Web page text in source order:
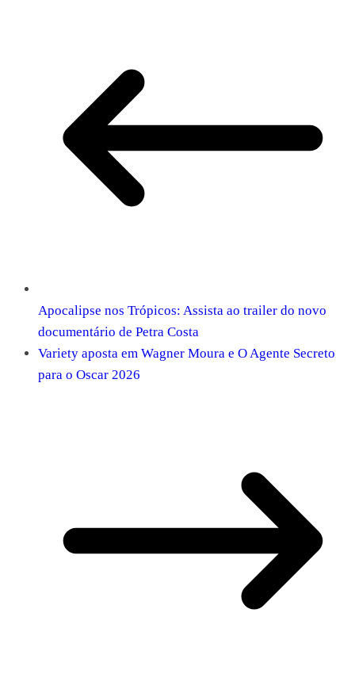
Apocalipse nos Trópicos: Assista ao trailer do novo
documentário de Petra Costa
Variety aposta em Wagner Moura e O Agente Secreto
para o Oscar 2026